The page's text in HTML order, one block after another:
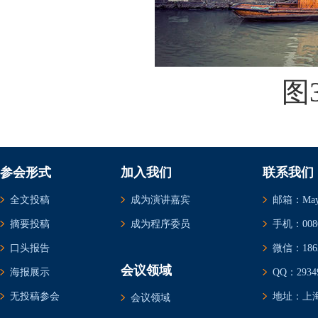
参会形式
全文投稿
摘要投稿
口头报告
海报展示
无投稿参会
加入我们
成为演讲嘉宾
成为程序委员
会议领域
会议领域
联系我们
邮箱：
手机：
微信：
QQ：
地址：上